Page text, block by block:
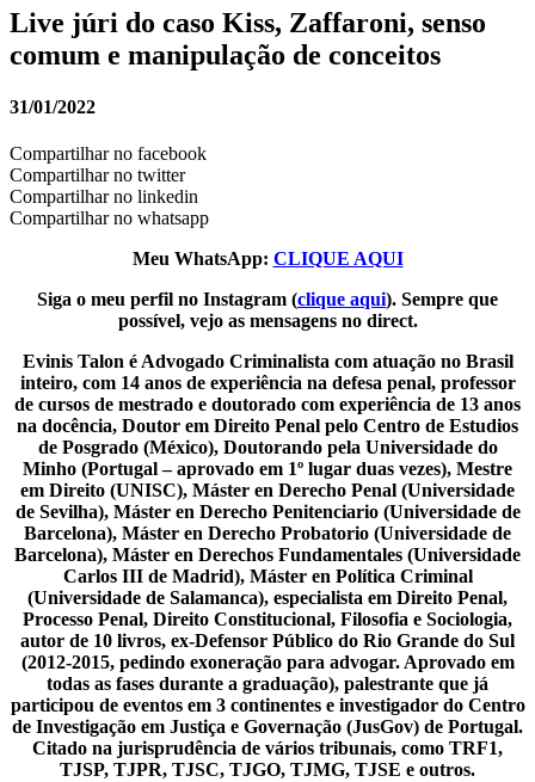
Live júri do caso Kiss, Zaffaroni, senso
comum e manipulação de conceitos
31/01/2022
Compartilhar no facebook
Compartilhar no twitter
Compartilhar no linkedin
Compartilhar no whatsapp
Meu WhatsApp: CLIQUE AQUI
Siga o meu perfil no Instagram (clique aqui). Sempre que
possível, vejo as mensagens no direct.
Evinis Talon é Advogado Criminalista com atuação no Brasil
inteiro, com 14 anos de experiência na defesa penal, professor
de cursos de mestrado e doutorado com experiência de 13 anos
na docência, Doutor em Direito Penal pelo Centro de Estudios
de Posgrado (México), Doutorando pela Universidade do
Minho (Portugal – aprovado em 1º lugar duas vezes), Mestre
em Direito (UNISC), Máster en Derecho Penal (Universidade
de Sevilha), Máster en Derecho Penitenciario (Universidade de
Barcelona), Máster en Derecho Probatorio (Universidade de
Barcelona), Máster en Derechos Fundamentales (Universidade
Carlos III de Madrid), Máster en Política Criminal
(Universidade de Salamanca), especialista em Direito Penal,
Processo Penal, Direito Constitucional, Filosofia e Sociologia,
autor de 10 livros, ex-Defensor Público do Rio Grande do Sul
(2012-2015, pedindo exoneração para advogar. Aprovado em
todas as fases durante a graduação), palestrante que já
participou de eventos em 3 continentes e investigador do Centro
de Investigação em Justiça e Governação (JusGov) de Portugal.
Citado na jurisprudência de vários tribunais, como TRF1,
TJSP, TJPR, TJSC, TJGO, TJMG, TJSE e outros.